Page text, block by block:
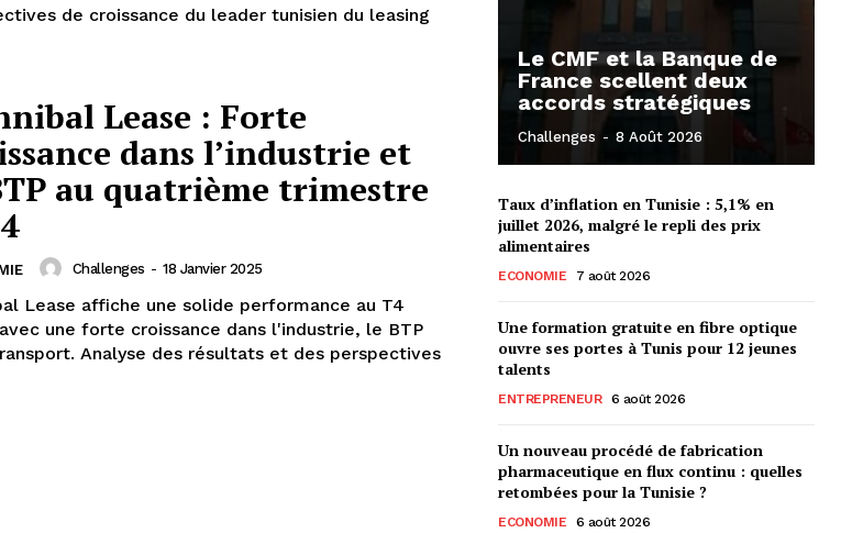
de croissance du leader tunisien du leasing
Lease : Forte
dans l’industrie et
au quatrième trimestre
Challenges - 18 Janvier 2025
Lease affiche une solide performance au T4
une forte croissance dans l'industrie, le BTP
Analyse des résultats et des perspectives
Le CMF et la Banque de
France scellent deux
accords stratégiques
Challenges - 8 Août 2026
Taux d’inflation en Tunisie : 5,1% en
juillet 2026, malgré le repli des prix
alimentaires
ECONOMIE 7 août 2026
Une formation gratuite en fibre optique
ouvre ses portes à Tunis pour 12 jeunes
talents
ENTREPRENEUR 6 août 2026
Un nouveau procédé de fabrication
pharmaceutique en flux continu : quelles
retombées pour la Tunisie ?
ECONOMIE 6 août 2026